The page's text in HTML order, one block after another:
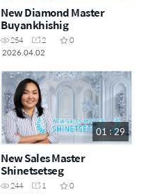
New Diamond Master
Buyankhishig
254 2
0
2026.04.02
01 : 29
New Sales Master
Shinetsetseg
244 1
0